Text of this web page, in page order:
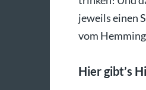
jeweils einen
vom
Hier gibt’s